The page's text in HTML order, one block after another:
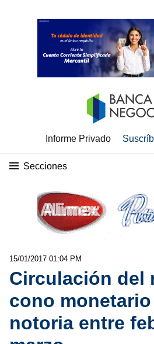
Informe Privado
Secciones
15/01/2017 01:04 PM
Circulación del
cono
notoria entre